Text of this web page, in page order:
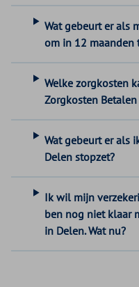
Wat gebeurt er als
om in 12 maanden
Welke zorgkosten
Zorgkosten
Wat gebeurt er als
Delen stopzet?
Ik wil mijn
ben nog niet klaar
in Delen. Wat nu?